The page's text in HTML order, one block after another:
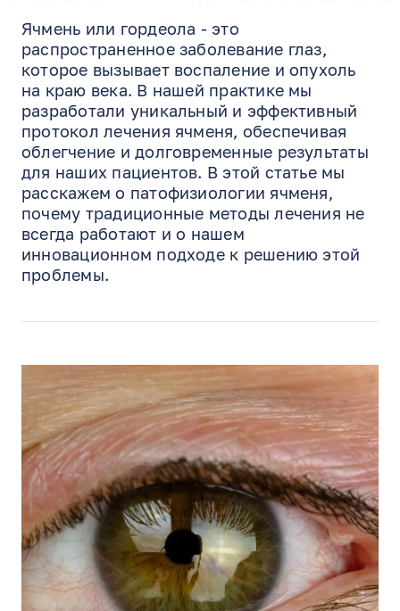
Ячмень или гордеола - это
распространенное заболевание глаз,
которое вызывает воспаление и опухоль
на краю века. В нашей практике мы
разработали уникальный и эффективный
протокол лечения ячменя, обеспечивая
облегчение и долговременные результаты
для наших пациентов. В этой статье мы
расскажем о патофизиологии ячменя,
почему традиционные методы лечения не
всегда работают и о нашем
инновационном подходе к решению этой
проблемы.